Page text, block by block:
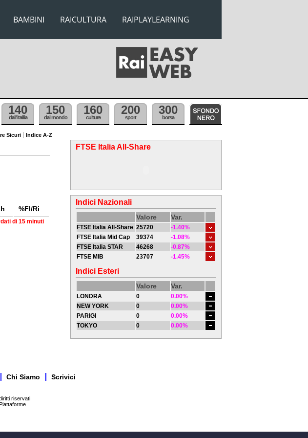
BAMBINI RAICULTURA RAIPLAYLEARNING
140
dall'itallia
150
dal mondo
160
culture
200
sport
300
borsa
Sicuri Indice A-Z
%Fl/Ri
di 15 minuti
FTSE Italia All-Share
Indici Nazionali
Valore Var.
FTSE Italia All-Share 25720
-1.40%
FTSE Italia Mid Cap
39374
-1.08%
FTSE Italia STAR
46268
-0.87%
FTSE MIB
23707 -1.45%
Indici Esteri
Valore Var.
LONDRA 0
0.00%
NEW YORK
0
0.00%
PARIGI
0
0.00%
TOKYO
0 0.00%
Chi Siamo Scrivici
riservati